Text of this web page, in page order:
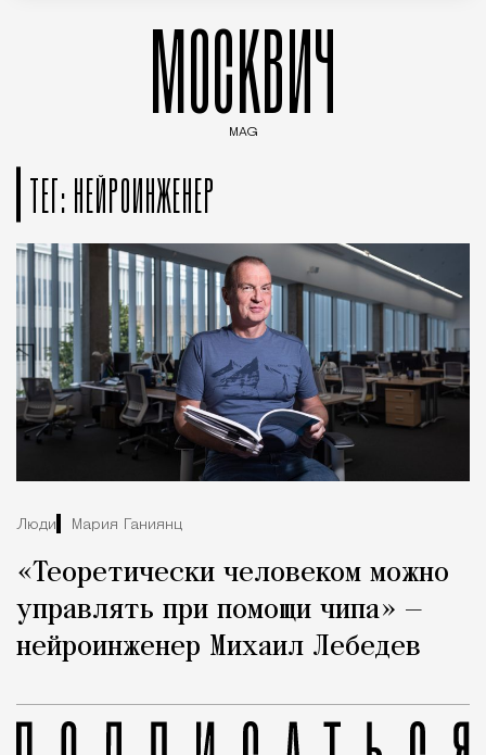
МОСКВИЧ
MAG
ТЕГ: НЕЙРОИНЖЕНЕР
Люди Мария Ганиянц
«Теоретически человеком можно
управлять при помощи чипа» —
нейроинженер Михаил Лебедев